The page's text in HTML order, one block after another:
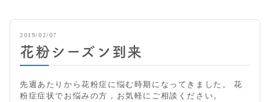
2019/02/07
花粉シーズン到来
先週あたりから花粉症に悩む時期になってきました。 花
粉症症状でお悩みの方，お気軽にご相談ください。